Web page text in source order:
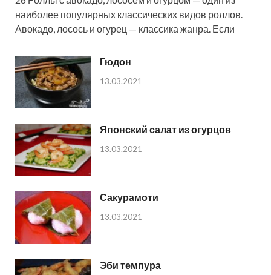
наиболее популярных классических видов роллов.
Авокадо, лосось и огурец — классика жанра. Если
Гюдон
13.03.2021
Японский салат из огурцов
13.03.2021
Сакурамоти
13.03.2021
Эби темпура